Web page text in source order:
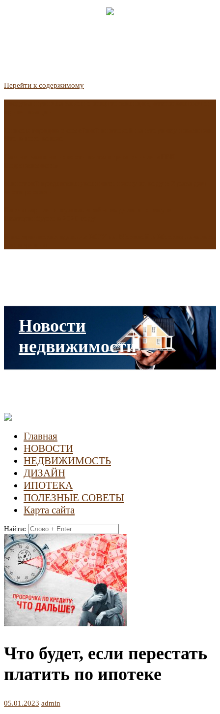
Перейти к содержимому
Новости
недвижимости
Главная
НОВОСТИ
НЕДВИЖИМОСТЬ
ДИЗАЙН
ИПОТЕКА
ПОЛЕЗНЫЕ СОВЕТЫ
Карта сайта
Найти:
Что будет, если перестать
платить по ипотеке
05.01.2023 admin